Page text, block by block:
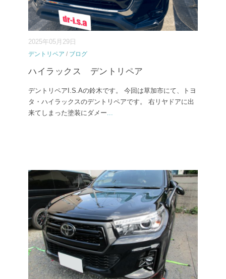
2025年05月29日
デントリペア / ブログ
ハイラックス デントリペア
デントリペアI.S.Aの鈴木です。 今回は草加市にて、トヨ
タ・ハイラックスのデントリペアです。 右リヤドアに出
来てしまった塗装にダメー...